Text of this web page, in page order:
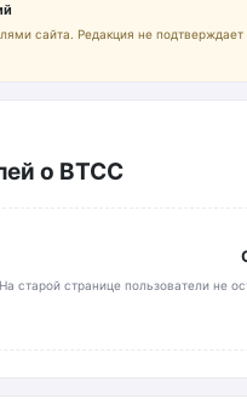
сайта. Редакция не
о BTCC
На старой странице пользователи не